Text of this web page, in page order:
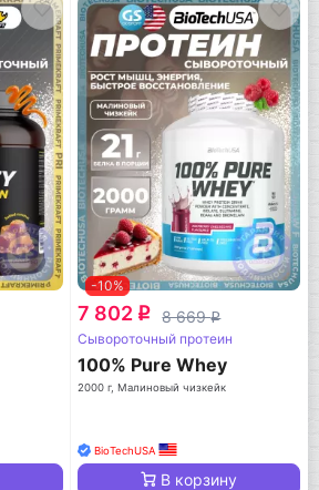
-10%
7 802 q 8 669q
Сывороточный протеин
100% Pure Whey
2000 г, Малиновый чизкейк
BioTechUSA
В корзину